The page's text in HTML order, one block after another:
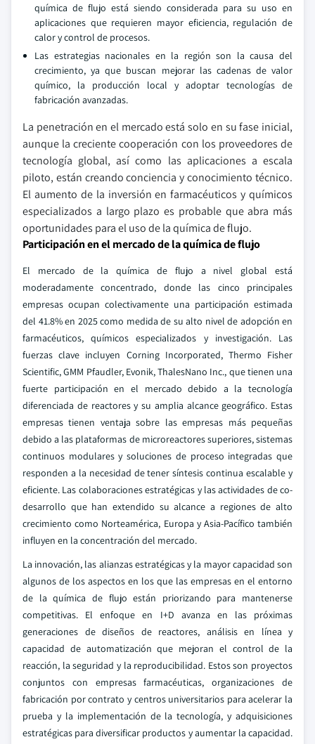
química de flujo está siendo considerada para su uso en
aplicaciones que requieren mayor eficiencia, regulación de
calor y control de procesos.
Las estrategias nacionales en la región son la causa del
crecimiento, ya que buscan mejorar las cadenas de valor
químico, la producción local y adoptar tecnologías de
fabricación avanzadas.
La penetración en el mercado está solo en su fase inicial,
aunque la creciente cooperación con los proveedores de
tecnología global, así como las aplicaciones a escala
piloto, están creando conciencia y conocimiento técnico.
El aumento de la inversión en farmacéuticos y químicos
especializados a largo plazo es probable que abra más
oportunidades para el uso de la química de flujo.
Participación en el mercado de la química de flujo
El mercado de la química de flujo a nivel global está
moderadamente concentrado, donde las cinco principales
empresas ocupan colectivamente una participación estimada
del 41.8% en 2025 como medida de su alto nivel de adopción en
farmacéuticos, químicos especializados y investigación. Las
fuerzas clave incluyen Corning Incorporated, Thermo Fisher
Scientific, GMM Pfaudler, Evonik, ThalesNano Inc., que tienen una
fuerte participación en el mercado debido a la tecnología
diferenciada de reactores y su amplia alcance geográfico. Estas
empresas tienen ventaja sobre las empresas más pequeñas
debido a las plataformas de microreactores superiores, sistemas
continuos modulares y soluciones de proceso integradas que
responden a la necesidad de tener síntesis continua escalable y
eficiente. Las colaboraciones estratégicas y las actividades de co-
desarrollo que han extendido su alcance a regiones de alto
crecimiento como Norteamérica, Europa y Asia-Pacífico también
influyen en la concentración del mercado.
La innovación, las alianzas estratégicas y la mayor capacidad son
algunos de los aspectos en los que las empresas en el entorno
de la química de flujo están priorizando para mantenerse
competitivas. El enfoque en I+D avanza en las próximas
generaciones de diseños de reactores, análisis en línea y
capacidad de automatización que mejoran el control de la
reacción, la seguridad y la reproducibilidad. Estos son proyectos
conjuntos con empresas farmacéuticas, organizaciones de
fabricación por contrato y centros universitarios para acelerar la
prueba y la implementación de la tecnología, y adquisiciones
estratégicas para diversificar productos y aumentar la capacidad.